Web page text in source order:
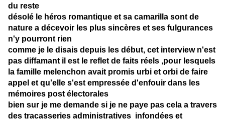
du reste
désolé le héros romantique et sa camarilla sont de
nature a décevoir les plus sincères et ses fulgurances
n'y pourront rien
comme je le disais depuis les début, cet interview n'est
pas diffamant il est le reflet de faits réels ,pour lesquels
la famille melenchon avait promis urbi et orbi de faire
appel et qu'elle s'est empressée d'enfouir dans les
mémoires post électorales
bien sur je me demande si je ne paye pas cela a travers
des tracasseries administratives infondées et